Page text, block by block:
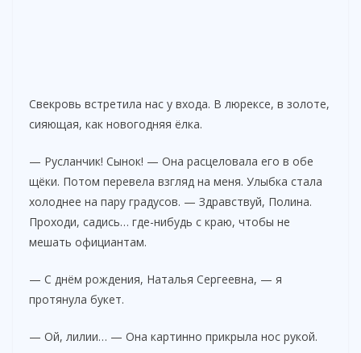
Свекровь встретила нас у входа. В люрексе, в золоте,
сияющая, как новогодняя ёлка.
— Русланчик! Сынок! — Она расцеловала его в обе
щёки. Потом перевела взгляд на меня. Улыбка стала
холоднее на пару градусов. — Здравствуй, Полина.
Проходи, садись… где-нибудь с краю, чтобы не
мешать официантам.
— С днём рождения, Наталья Сергеевна, — я
протянула букет.
— Ой, лилии… — Она картинно прикрыла нос рукой.